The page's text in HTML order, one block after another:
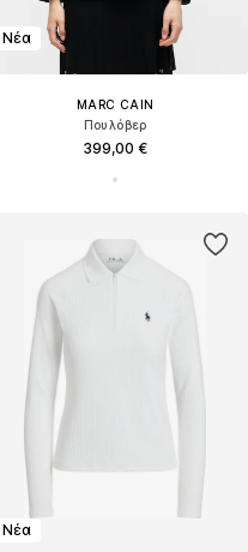
Νέα
MARC CAIN
Πουλόβερ
399,00 €
Νέα